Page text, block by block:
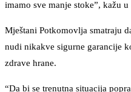
imamo sve manje stoke”, kažu u
Mještani Potkomovlja smatraju
nudi nikakve sigurne garancije
zdrave hrane.
“Da bi se trenutna situacija